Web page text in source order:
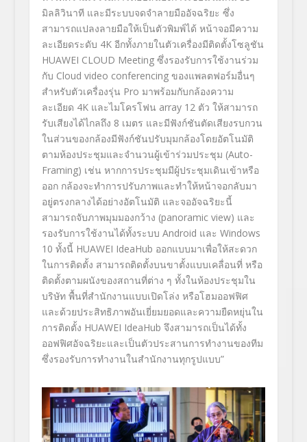
มิลลิวินาที และมีระบบจดจำลายมืออัจฉริยะ ซึ่ง
สามารถแปลงลายมือให้เป็นตัวพิมพ์ได้ หน้าจอมีความ
ละเอียดระดับ 4K อีกทั้งภายในตัวเครื่องมีติดตั้งโซลูชัน
HUAWEI CLOUD Meeting ซึ่งรองรับการใช้งานร่วม
กับ Cloud video conferencing ของแพลตฟอร์มอื่นๆ
สำหรับตัวเครื่องรุ่น Pro มาพร้อมกับกล้องความ
ละเอียด 4K และไมโครโฟน array 12ตัว ให้สามารถ
รับเสียงได้ไกลถึง 8 เมตร และมีฟังก์ชันตัดเสียงรบกวน
ในส่วนของกล้องมีฟังก์ชันปรับมุมกล้องโดยอัตโนมัติ
ตามห้องประชุมและจำนวนผู้เข้าร่วมประชุม (Auto-
Framing) เช่น หากการประชุมมีผู้ประชุมเดินเข้าหรือ
ออก กล้องจะทำการปรับภาพและทำให้หน้าจอกลับมา
อยู่ตรงกลางได้อย่างอัตโนมัติ และจออัจฉริยะนี้
สามารถจับภาพมุมมองกว้าง (panoramic view) และ
รองรับการใช้งานได้ทั้งระบบ Android และ Windows
10 ทั้งนี้ HUAWEI IdeaHub ออกแบบมาเพื่อให้สะดวก
ในการติดตั้ง สามารถติดตั้งบนขาตั้งแบบเคลื่อนที่ หรือ
ติดตั้งตามผนังของสถานที่ต่าง ๆ ทั้งในห้องประชุมใน
บริษัท พื้นที่สำนักงานแบบเปิดโล่ง หรือโฮมออฟฟิศ
และด้วยประสิทธิภาพอันเยี่ยมยอดและความยืดหยุ่นใน
การติดตั้ง HUAWEI IdeaHub จึงสามารถเป็นได้ทั้ง
ออฟฟิศอัจฉริยะและเป็นตัวประสานการทำงานของทีม
ซึ่งรองรับการทำงานในสำนักงานทุกรูปแบบ”